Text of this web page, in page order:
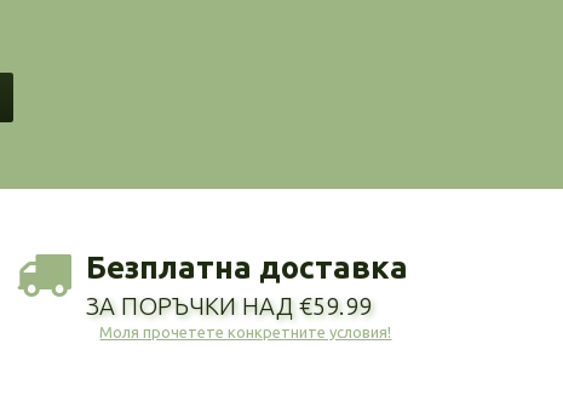
Безплатна доставка
ЗА ПОРЪЧКИ НАД €59.99
Моля прочетете конкретните условия!